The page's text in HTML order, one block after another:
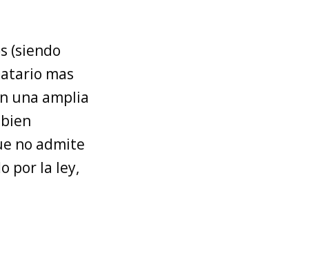
(siendo
mas
una amplia
no admite
por la ley,